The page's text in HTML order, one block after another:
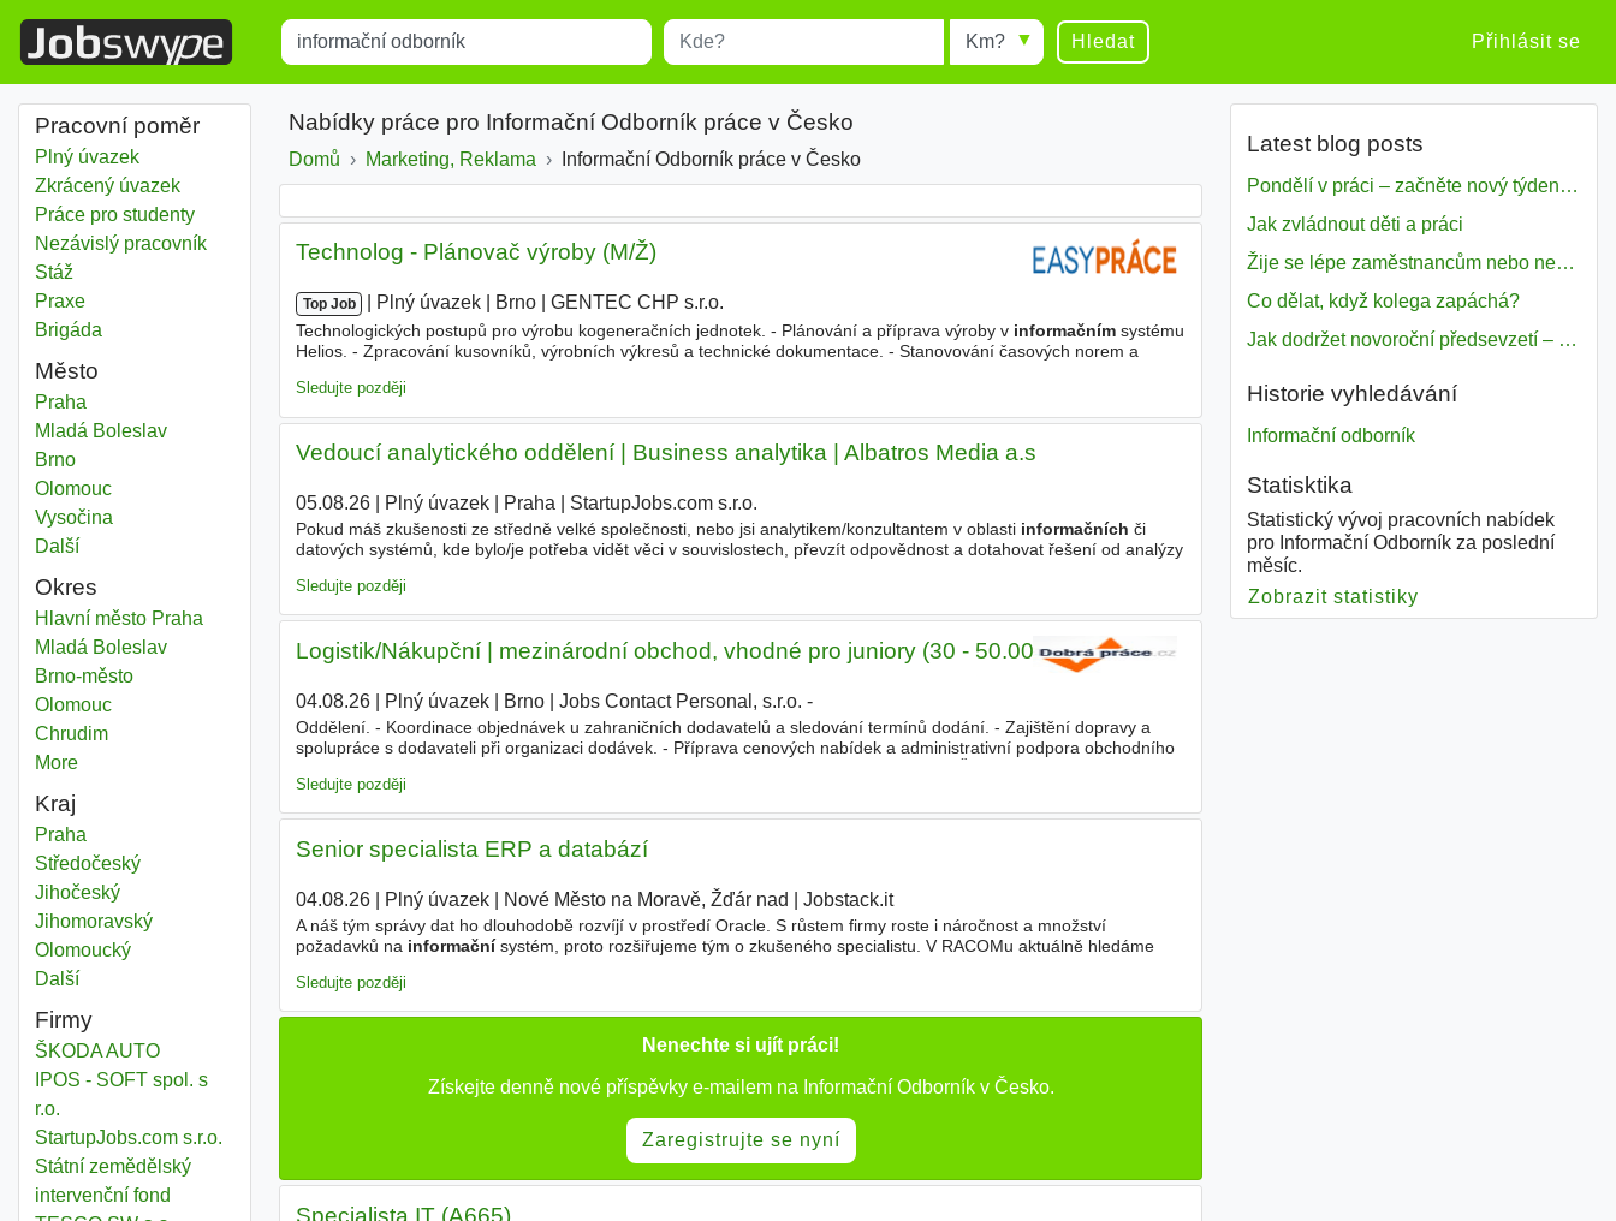
Title Místo Radius Hledat Přihlásit se
Pracovní poměr
Plný úvazek
Zkrácený úvazek
Práce pro studenty
Nezávislý pracovník
Stáž
Praxe
Brigáda
Město
Informační odborník
Praha
Informační odborník
Mladá Boleslav
Informační odborník
Brno
Informační odborník
Olomouc
Informační odborník
Vysočina
Dalšíměsta
Okres
Informační odborník
Hlavní město Praha
Informační odborník
Mladá BoleslavOkres
Informační odborník
Brno-městoOkres
Informační odborník
OlomoucOkres
Informační odborník
ChrudimOkres
Moredistricts
Kraj
Informační odborník
Praha
Informační odborník
StředočeskýKraj
Informační odborník
JihočeskýKraj
Informační odborník
JihomoravskýKraj
Informační odborník
OlomouckýKraj
Dalšíkraj
Firmy
ŠKODA AUTO
IPOS - SOFT spol. s
r.o.
StartupJobs.com s.r.o.
Státní zemědělský
intervenční fond
Nabídky práce pro Informační Odborník práce v Česko
Domů Marketing, Reklama Informační Odborník práce v Česko
Technolog - Plánovač výroby (M/Ž)
Top Job Plný úvazek Brno GENTEC CHP s.r.o.
Technologických postupů pro výrobu kogeneračních jednotek. - Plánování a příprava výroby v informačnímsystému
Helios. - Zpracování kusovníků, výrobních výkresů a technické dokumentace. - Stanovování časových norem a
Sledujte později
Vedoucí analytického oddělení | Business analytika | Albatros Media a.s
05.08.26| Plný úvazek| Praha StartupJobs.com s.r.o.
Pokud máš zkušenosti ze středně velké společnosti, nebo jsi analytikem/konzultantem v oblasti informačních či
datových systémů, kde bylo/je potřeba vidět věci v souvislostech, převzít odpovědnost a dotahovat řešení od analýzy
Sledujte později
Logistik/Nákupční | mezinárodní obchod, vhodné pro juniory (30 - 50.000 Kč)
04.08.26| Plný úvazek| Brno| Jobs Contact Personal, s.r.o. -
Oddělení. - Koordinace objednávek u zahraničních dodavatelů a sledování termínů dodání. - Zajištění dopravy a
spolupráce s dodavateli při organizaci dodávek. - Příprava cenových nabídek a administrativní podpora obchodního
Sledujte později
Senior specialista ERP a databází
04.08.26| Plný úvazek| Nové Město na Moravě, Žďár nad Jobstack.it
A náš tým správy dat ho dlouhodobě rozvíjí v prostředí Oracle. S růstem firmy roste i náročnost a množství
požadavků na informačnísystém, proto rozšiřujeme tým o zkušeného specialistu. V RACOMu aktuálně hledáme
Sledujte později
Nenechte si ujít práci!
Získejte denně nové příspěvky e-mailem na Informační Odborník v Česko.
Zaregistrujte se nyní
Specialista IT (A665)
Latest blog posts
Pondělí v práci – začněte nový týden s motivací
Jak zvládnout děti a práci
Žije se lépe zaměstnancům nebo nezavislým pracovníkům
Co dělat, když kolega zapáchá?
Jak dodržet novoroční předsevzetí – naše tipy pro dobrý začátek roku 2018
Historie vyhledávání
Informační odborník
Statisktika
Statistický vývoj pracovních nabídek
pro Informační Odborník za poslední
měsíc.
Zobrazit statistiky